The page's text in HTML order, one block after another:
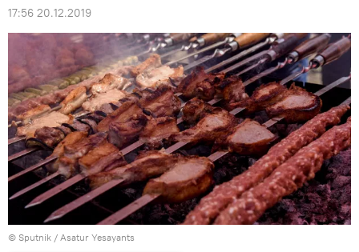
17:56 20.12.2019
© Sputnik / Asatur Yesayants